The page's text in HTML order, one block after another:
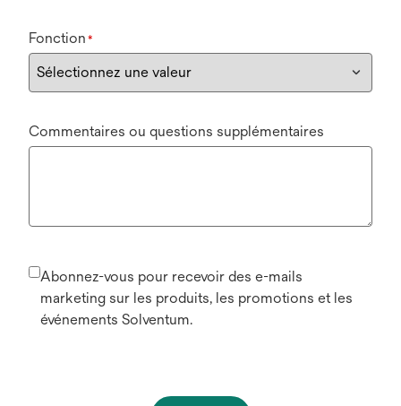
Fonction *
Commentaires ou questions supplémentaires
Abonnez-vous pour recevoir des e-mails
marketing sur les produits, les promotions et les
événements Solventum.